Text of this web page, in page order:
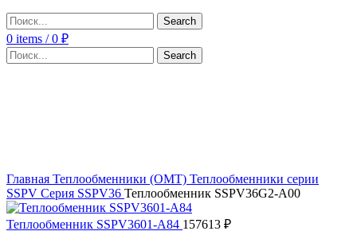
Search
0 items / 0 ₽
Search
Главная Теплообменники (OMT) Теплообменники серии
SSPV Серия SSPV36 Теплообменник SSPV36G2-A00
Теплообменник SSPV3601-A84 157613 ₽